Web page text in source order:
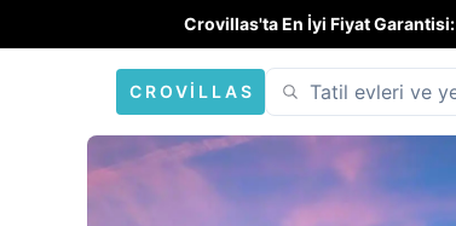
Crovillas'ta En İyi Fiyat Garantisi:
CROVILLAS